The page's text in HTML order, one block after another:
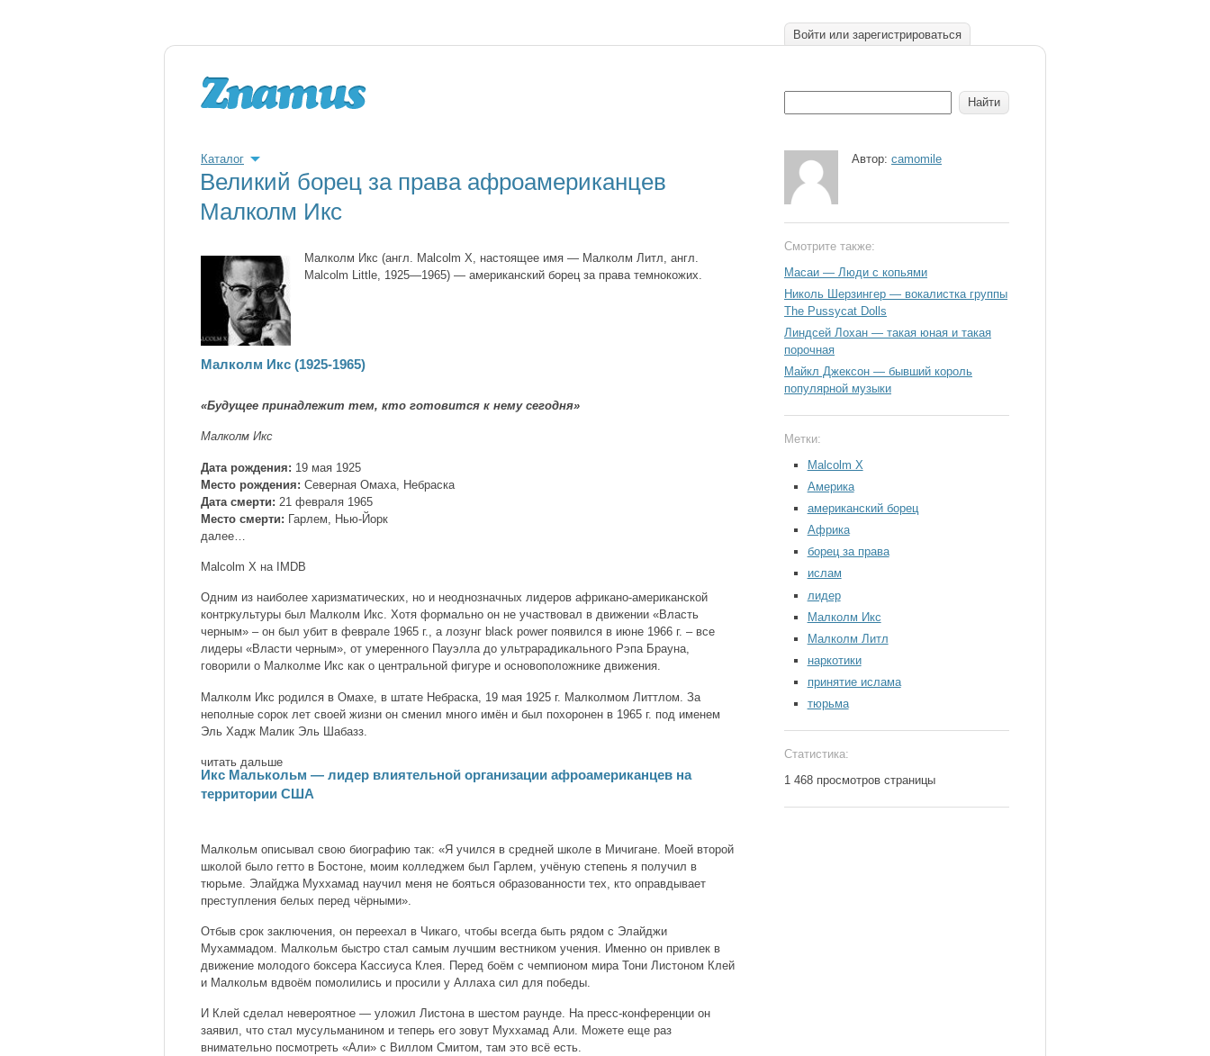
Войти или зарегистрироваться
Каталог
Великий борец за права афроамериканцев
Малколм Икс
Малколм Икс (англ. Malcolm X, настоящее имя — Малколм Литл, англ.
Malcolm Little, 1925—1965) — американский борец за права темнокожих.
Малколм Икс (1925-1965)
«Будущее принадлежит тем, кто готовится к нему сегодня»
Малколм Икс
Дата рождения: 19 мая 1925
Место рождения: Северная Омаха, Небраска
Дата смерти: 21 февраля 1965
Место смерти: Гарлем, Нью-Йорк
далее…
Malcolm X на IMDB
Одним из наиболее харизматических, но и неоднозначных лидеров африкано-американской
контркультуры был Малколм Икс. Хотя формально он не участвовал в движении «Власть
черным» – он был убит в феврале 1965 г., а лозунг black power появился в июне 1966 г. – все
лидеры «Власти черным», от умеренного Пауэлла до ультрарадикального Рэпа Брауна,
говорили о Малколме Икс как о центральной фигуре и основоположнике движения.
Малколм Икс родился в Омахе, в штате Небраска, 19 мая 1925 г. Малколмом Литтлом. За
неполные сорок лет своей жизни он сменил много имён и был похоронен в 1965 г. под именем
Эль Хадж Малик Эль Шабазз.
читать дальше
Икс Малькольм — лидер влиятельной организации афроамериканцев на
территории США
Малкольм описывал свою биографию так: «Я учился в средней школе в Мичигане. Моей второй
школой было гетто в Бостоне, моим колледжем был Гарлем, учёную степень я получил в
тюрьме. Элайджа Муххамад научил меня не бояться образованности тех, кто оправдывает
преступления белых перед чёрными».
Отбыв срок заключения, он переехал в Чикаго, чтобы всегда быть рядом с Элайджи
Мухаммадом. Малкольм быстро стал самым лучшим вестником учения. Именно он привлек в
движение молодого боксера Кассиуса Клея. Перед боём с чемпионом мира Тони Листоном Клей
и Малкольм вдвоём помолились и просили у Аллаха сил для победы.
И Клей сделал невероятное — уложил Листона в шестом раунде. На пресс-конференции он
заявил, что стал мусульманином и теперь его зовут Муххамад Али. Можете еще раз
внимательно посмотреть «Али» с Виллом Смитом, там это всё есть.
Автор: camomile
Смотрите также:
Масаи — Люди с копьями
Николь Шерзингер — вокалистка группы
The Pussycat Dolls
Линдсей Лохан — такая юная и такая
порочная
Майкл Джексон — бывший король
популярной музыки
Метки:
Malcolm X
Америка
американский борец
Африка
борец за права
ислам
лидер
Малколм Икс
Малколм Литл
наркотики
принятие ислама
тюрьма
Статистика:
1 468 просмотров страницы